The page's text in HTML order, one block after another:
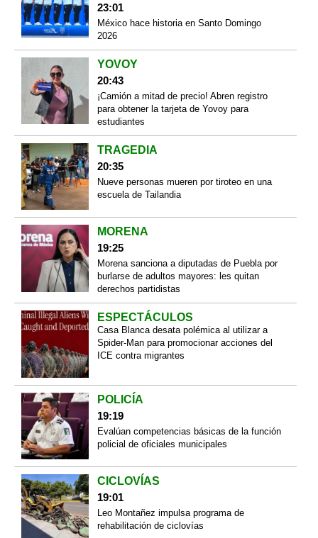
23:01
México hace historia en Santo Domingo
2026
YOVOY
20:43
¡Camión a mitad de precio! Abren registro
para obtener la tarjeta de Yovoy para
estudiantes
TRAGEDIA
20:35
Nueve personas mueren por tiroteo en una
escuela de Tailandia
MORENA
19:25
Morena sanciona a diputadas de Puebla por
burlarse de adultos mayores: les quitan
derechos partidistas
ESPECTÁCULOS
Casa Blanca desata polémica al utilizar a
Spider-Man para promocionar acciones del
ICE contra migrantes
POLICÍA
19:19
Evalúan competencias básicas de la función
policial de oficiales municipales
CICLOVÍAS
19:01
Leo Montañez impulsa programa de
rehabilitación de ciclovías